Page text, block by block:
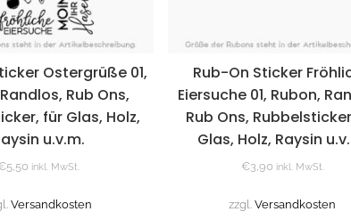
Ostergrüße 01,
Rub Ons,
für Glas, Holz,
u.v.m.
5,50 inkl. MwSt.
Versandkosten
Rub-On Sticker
Eiersuche 01, Rubon,
Rub Ons,
Glas, Holz, Raysin
€3,90 inkl. MwSt.
zzgl.Versandkosten